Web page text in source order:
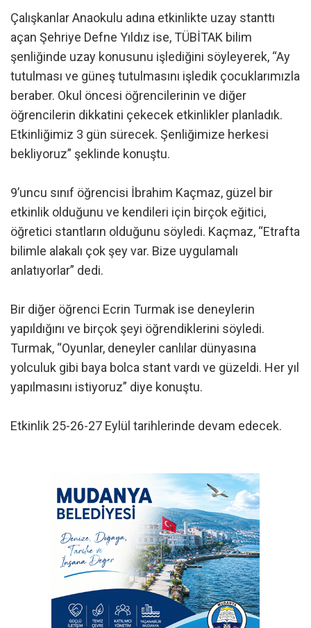
Çalışkanlar Anaokulu adına etkinlikte uzay stanttı
açan Şehriye Defne Yıldız ise, TÜBİTAK bilim
şenliğinde uzay konusunu işlediğini söyleyerek, “Ay
tutulması ve güneş tutulmasını işledik çocuklarımızla
beraber. Okul öncesi öğrencilerinin ve diğer
öğrencilerin dikkatini çekecek etkinlikler planladık.
Etkinliğimiz 3 gün sürecek. Şenliğimize herkesi
bekliyoruz” şeklinde konuştu.
9’uncu sınıf öğrencisi İbrahim Kaçmaz, güzel bir
etkinlik olduğunu ve kendileri için birçok eğitici,
öğretici stantların olduğunu söyledi. Kaçmaz, “Etrafta
bilimle alakalı çok şey var. Bize uygulamalı
anlatıyorlar” dedi.
Bir diğer öğrenci Ecrin Turmak ise deneylerin
yapıldığını ve birçok şeyi öğrendiklerini söyledi.
Turmak, “Oyunlar, deneyler canlılar dünyasına
yolculuk gibi baya bolca stant vardı ve güzeldi. Her yıl
yapılmasını istiyoruz” diye konuştu.
Etkinlik 25-26-27 Eylül tarihlerinde devam edecek.